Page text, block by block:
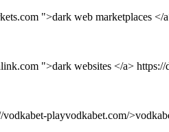
">dark web marketplaces
">dark websites </a>
playvodkabet.com/